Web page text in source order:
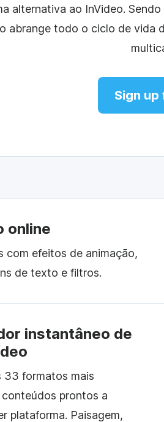
alternativa ao InVideo.
abrange todo o ciclo de vida
Sign
online
com efeitos de animação,
de texto e filtros.
instantâneo de
33 formatos mais
prontos a
plataforma. Paisagem,